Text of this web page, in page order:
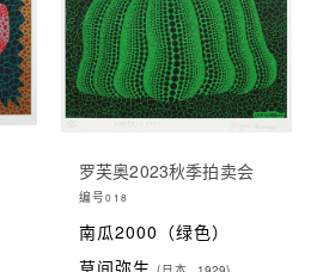
罗芙奥2023秋季拍卖会
编号018
南瓜2000（绿色）
草间弥生